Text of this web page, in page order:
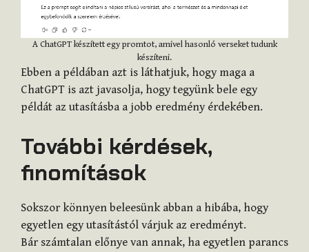
A ChatGPT készített egy promtot, amivel hasonló verseket tudunk
készíteni.
Ebben a példában azt is láthatjuk, hogy maga a
ChatGPT is azt javasolja, hogy tegyünk bele egy
példát az utasításba a jobb eredmény érdekében.
További kérdések,
finomítások
Sokszor könnyen beleesünk abban a hibába, hogy
egyetlen egy utasítástól várjuk az eredményt.
Bár számtalan előnye van annak, ha egyetlen parancs